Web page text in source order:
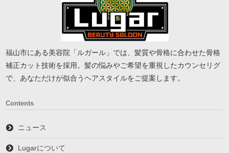
福山市にある美容院「ルガール」では、髪質や骨格に合わせた骨格
補正カット技術を採用。髪の悩みやご希望を重視したカウンセリグ
で、あなただけが似合うヘアスタイルをご提案します。
Contents
ニュース
Lugarについて